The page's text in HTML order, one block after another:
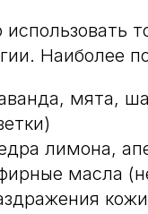
использовать
Наиболее
мята,
лимона,
масла